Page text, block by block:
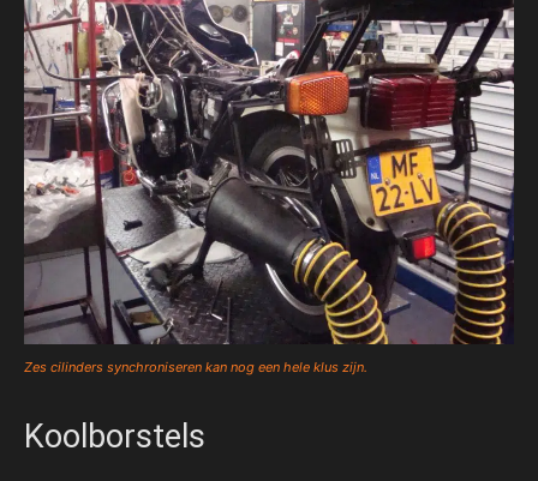
Zes cilinders synchroniseren kan nog een hele klus zijn.
Koolborstels